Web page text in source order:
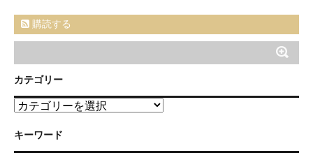
購読する
カテゴリー
カ
ゴ
キーワード